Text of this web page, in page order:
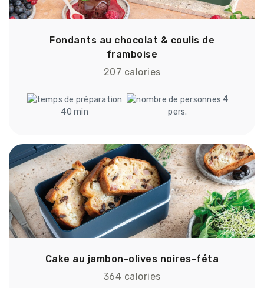
Fondants au chocolat & coulis de
framboise
207 calories
40 min
4
pers.
Cake au jambon-olives noires-féta
364 calories